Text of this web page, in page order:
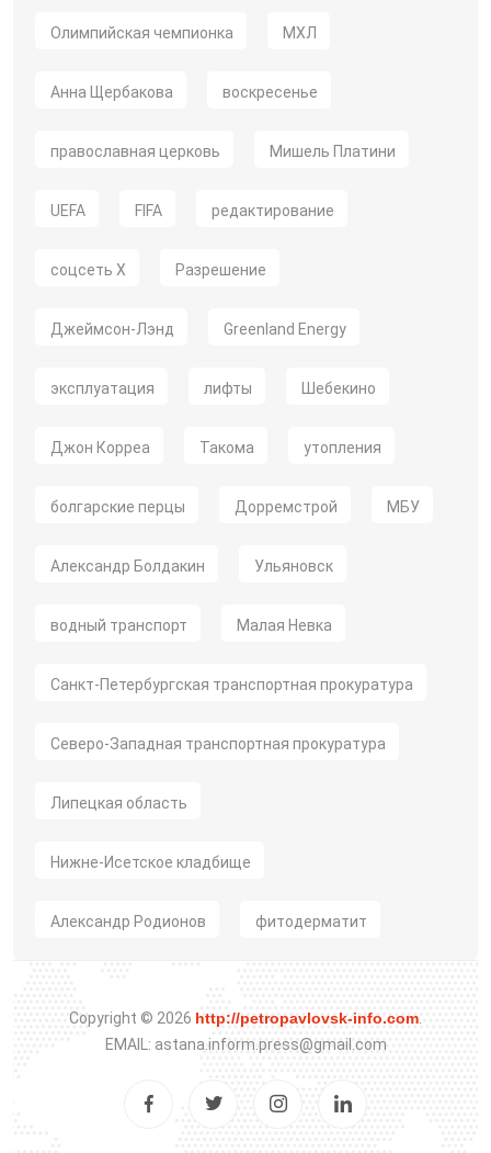
Олимпийская чемпионка МХЛ
Анна Щербакова воскресенье
православная церковь Мишель Платини
UEFA FIFA редактирование
соцсеть X Разрешение
Джеймсон-Лэнд Greenland Energy
эксплуатация лифты Шебекино
Джон Корреа Такома утопления
болгарские перцы Дорремстрой МБУ
Александр Болдакин Ульяновск
водный транспорт Малая Невка
Санкт-Петербургская транспортная прокуратура
Северо-Западная транспортная прокуратура
Липецкая область
Нижне-Исетское кладбище
Александр Родионов фитодерматит
Copyright © 2026 http://petropavlovsk-info.com
EMAIL: astana.inform.press@gmail.com